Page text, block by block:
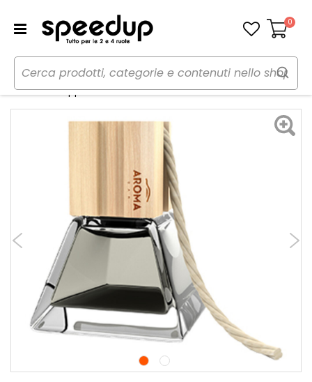
Carrello
0
Home Auto Cura dell'auto
Profumi
Profumi da appendere PRESTIGE WOOD Silver - AROMA CAR